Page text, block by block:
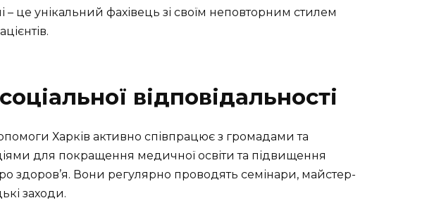
– це унікальний фахівець зі своїм неповторним стилем
відповідальності
Харків активно співпрацює з громадами та
для покращення медичної освіти та підвищення
здоров’я. Вони регулярно проводять семінари, майстер-
заходи.